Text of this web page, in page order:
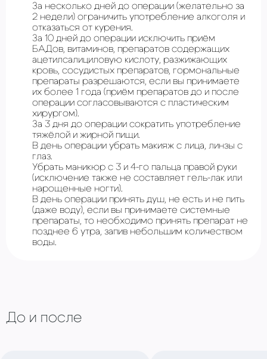
За несколько дней до операции (желательно за
2 недели) ограничить употребление алкоголя и
отказаться от курения.
За 10 дней до операции исключить приём
БАДов, витаминов, препаратов содержащих
ацетилсалициловую кислоту, разжижающих
кровь, сосудистых препаратов, гормональные
препараты разрешаются, если вы принимаете
их более 1 года (приём препаратов до и после
операции согласовываются с пластическим
хирургом).
За 3 дня до операции сократить употребление
тяжёлой и жирной пищи.
В день операции убрать макияж с лица, линзы с
глаз.
Убрать маникюр с 3 и 4-го пальца правой руки
(исключение также не составляет гель-лак или
нарощенные ногти).
В день операции принять душ, не есть и не пить
(даже воду), если вы принимаете системные
препараты, то необходимо принять препарат не
позднее 6 утра, запив небольшим количеством
воды.
До и после